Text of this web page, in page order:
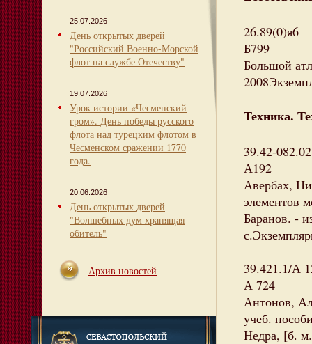
25.07.2026
День открытых дверей
"Российский Военно-Морской
флот на службе Отечеству"
19.07.2026
Урок истории «Чесменский
гром». День победы русского
флота над турецким флотом в
Чесменском сражении 1770
года.
20.06.2026
День открытых дверей
"Волшебных дум хранящая
обитель"
Архив новостей
26.89(0)я6
Б799
Большой
Техника.
39.42-082.02
А192
Авербах,
элементов
Баранов. -
39.421.1/А
А 724
Антонов,
учеб.
Недра, [б.